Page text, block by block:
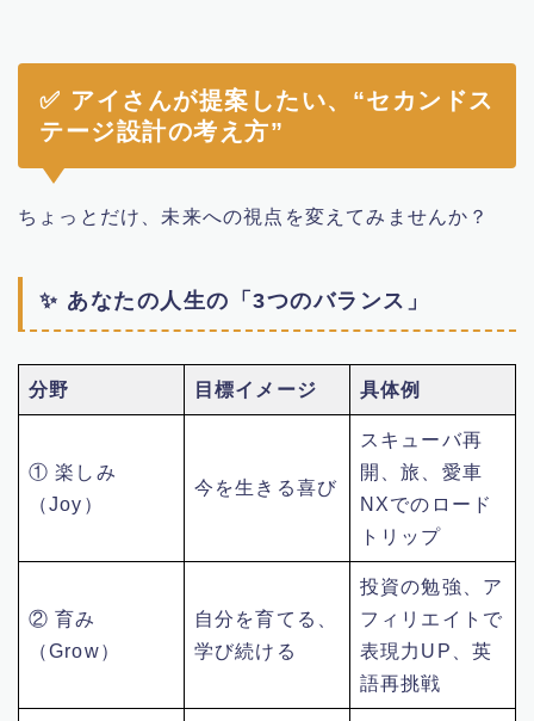
✅ アイさんが提案したい、“セカンドス
テージ設計の考え方”
ちょっとだけ、未来への視点を変えてみませんか？
✨ あなたの人生の「3つのバランス」
分野 目標イメージ 具体例
① 楽しみ
（Joy）
今を生きる喜び
スキューバ再
開、旅、愛車
NXでのロード
トリップ
② 育み
（Grow）
自分を育てる、
学び続ける
投資の勉強、ア
フィリエイトで
表現力UP、英
語再挑戦